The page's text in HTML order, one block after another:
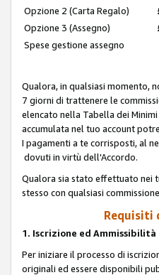
Opzione 2 (Carta Regalo)
Opzione 3 (Assegno)
Spese gestione assegno
Qualora, in qualsiasi momento,
7 giorni di trattenere le
elencato nella Tabella dei
accumulata nel tuo account
I pagamenti a te corrisposti, al
dovuti in virtù dell'Accordo.
Qualora sia stato effettuato nei
stesso con qualsiasi
Requisiti
1. Iscrizione ed Ammissibilità
Per iniziare il processo di
originali ed essere disponibili